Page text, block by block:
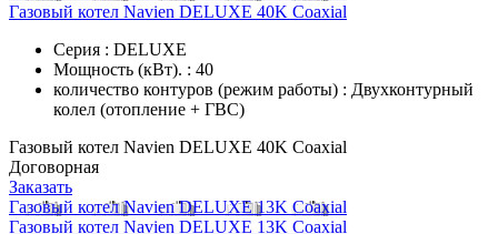
Газовый котел Navien DELUXE 40K Coaxial
Серия : DELUXE
Мощность (кВт). : 40
количество контуров (режим работы) : Двухконтурный
колел (отопление + ГВС)
Газовый котел Navien DELUXE 40K Coaxial
Договорная
Заказать
Газовый котел Navien DELUXE 13K Coaxial
Газовый котел Navien DELUXE 13K Coaxial